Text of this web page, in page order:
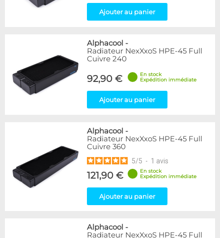
Ajouter au panier
Alphacool -
Radiateur NexXxoS HPE-45 Full
Cuivre 240
92,90 €
En stock
Expédition immédiate
Ajouter au panier
Alphacool -
Radiateur NexXxoS HPE-45 Full
Cuivre 360
5/5 - 1 avis
121,90 €
En stock
Expédition immédiate
Ajouter au panier
Alphacool -
Radiateur NexXxoS HPE-45 Full